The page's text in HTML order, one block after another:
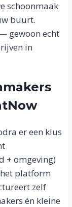
schoonmaak
buurt.
gewoon echt
in
er een klus
+ omgeving)
platform
zelf
én kleine